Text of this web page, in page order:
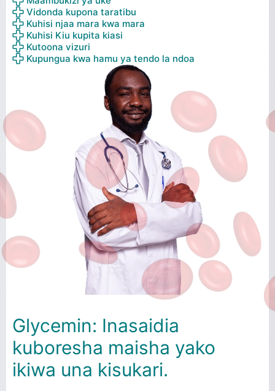
Vidonda kupona taratibu
Kuhisi njaa mara kwa mara
Kuhisi Kiu kupita kiasi
Kutoona vizuri
Kupungua kwa hamu ya tendo la ndoa
Glycemin: Inasaidia
kuboresha maisha yako
ikiwa una kisukari.